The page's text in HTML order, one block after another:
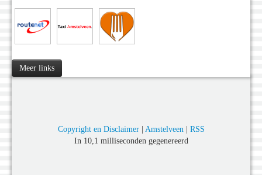
Meer links
Copyright en Disclaimer| Amstelveen| RSS
In 10,1 milliseconden gegenereerd